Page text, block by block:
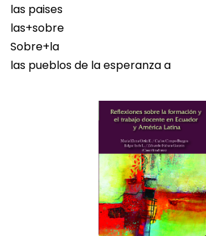
las paises
las+sobre
Sobre+la
las pueblos de la esperanza a